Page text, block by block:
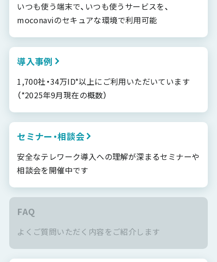
いつも使う端末で、いつも使うサービスを、
moconaviのセキュアな環境で利用可能
導入事例
1,700社・34万ID*以上にご利用いただいています
（*2025年9月現在の概数）
セミナー・相談会
安全なテレワーク導入への理解が深まるセミナーや
相談会を開催中です
FAQ
よくご質問いただく内容をご紹介します